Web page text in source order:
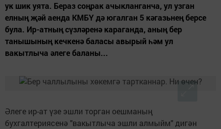
ук шик уята. Бераз соңрак ачыкланганча, ул узган
елның җәй аенда КМБҮ дә югалган 5 кәгазьнең берсе
була. Ир-атның сүзләренә караганда, аның бер
танышының кечкенә баласы авырый һәм ул
вакытлыча әлеге баланы...
Әлеге ир-ат үзе эшли торган оешманың
бухгалтериясенә "вакытлыча эшли алмыйм" дигән